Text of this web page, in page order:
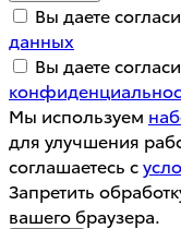
Вы даете
данных
Вы даете
Мы используем
для улучшения
соглашаетесь с
Запретить
вашего браузера.